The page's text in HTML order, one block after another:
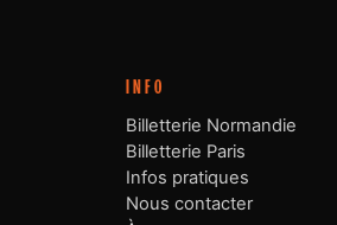
INFO
Billetterie Normandie
Billetterie Paris
Infos pratiques
Nous contacter